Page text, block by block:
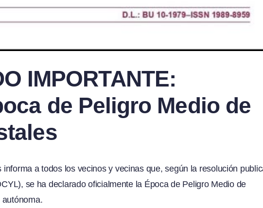
IMPORTANTE:
de Peligro Medio de
a todos los vecinos y vecinas que, según la resolución
se ha declarado oficialmente la Época de Peligro Medio de